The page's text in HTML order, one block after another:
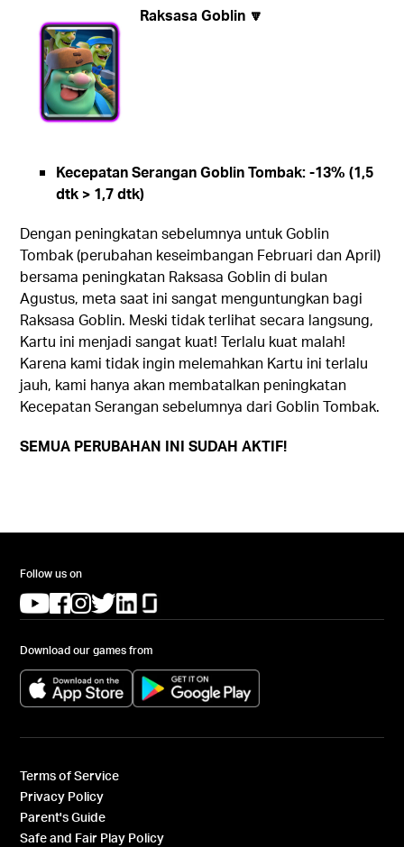
Raksasa Goblin 🔽
Kecepatan Serangan Goblin Tombak: -13% (1,5
dtk > 1,7 dtk)
Dengan peningkatan sebelumnya untuk Goblin
Tombak (perubahan keseimbangan Februari dan April)
bersama peningkatan Raksasa Goblin di bulan
Agustus, meta saat ini sangat menguntungkan bagi
Raksasa Goblin. Meski tidak terlihat secara langsung,
Kartu ini menjadi sangat kuat! Terlalu kuat malah!
Karena kami tidak ingin melemahkan Kartu ini terlalu
jauh, kami hanya akan membatalkan peningkatan
Kecepatan Serangan sebelumnya dari Goblin Tombak.
SEMUA PERUBAHAN INI SUDAH AKTIF!
Follow us on
(opens in a new tab)
(opens in a new tab)
(opens in a new tab)
(opens in a new tab)
(opens in a new tab)
Download our games from
(opens in a new tab) (opens in a new tab)
Terms of Service
Privacy Policy
Parent's Guide
Safe and Fair Play Policy